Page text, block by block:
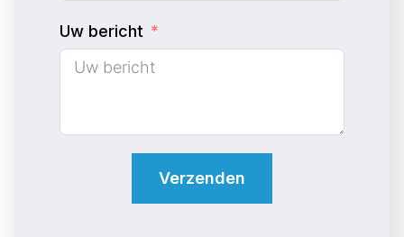
t
e
1
Uw bericht
Verzenden